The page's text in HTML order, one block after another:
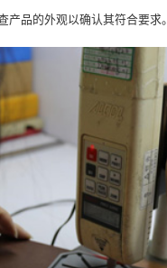
产品的外观以确认其符合要求。